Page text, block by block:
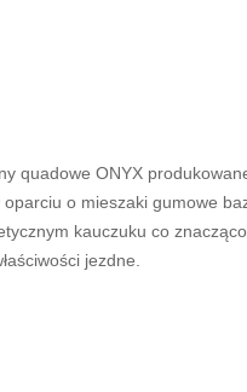
quadowe ONYX
oparciu o mieszaki gumowe
kauczuku co
jezdne.